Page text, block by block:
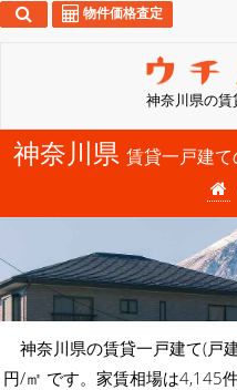
神奈川県の
物件価格査定
神奈川県 賃貸一戸建
神奈川県の賃貸一戸建て(戸
円/㎡ です。家賃相場は4,145